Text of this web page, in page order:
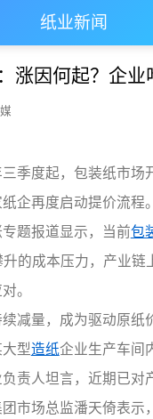
纸业新闻
因何起？企业
季度起，包装纸市场
企再度启动提价流程
题报道显示，当前包
的成本压力，产业链
。
续减量，成为驱动原纸
型造纸企业生产车间
责人坦言，近期已对
市场总监潘天倚表示